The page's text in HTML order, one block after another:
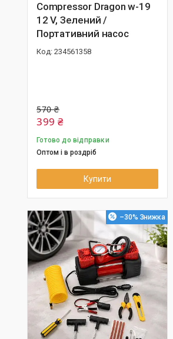
Compressor Dragon w-19
12 V, Зелений /
Портативний насос
234561358
570 ₴
399 ₴
Готово до відправки
Оптом і в роздріб
Купити
–30%